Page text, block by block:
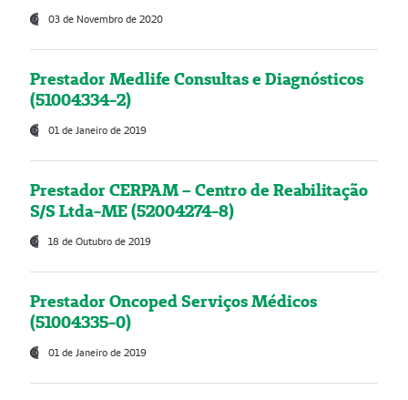
03 de Novembro de 2020
Prestador Medlife Consultas e Diagnósticos
(51004334-2)
01 de Janeiro de 2019
Prestador CERPAM – Centro de Reabilitação
S/S Ltda-ME (52004274-8)
18 de Outubro de 2019
Prestador Oncoped Serviços Médicos
(51004335-0)
01 de Janeiro de 2019